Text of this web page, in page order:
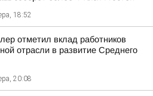
18:52
отметил вклад работников
отрасли в развитие Среднего
20:08